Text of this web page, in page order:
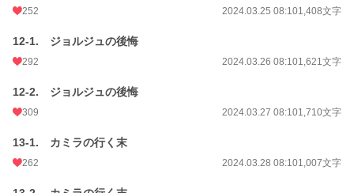
252 2024.03.25 08:101,408文字
12-1. ジョルジュの後悔
292 2024.03.26 08:101,621文字
12-2. ジョルジュの後悔
309 2024.03.27 08:101,710文字
13-1. カミラの行く末
262 2024.03.28 08:101,007文字